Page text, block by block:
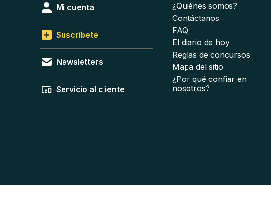
Mi cuenta
Suscríbete
Newsletters
Servicio al cliente
¿Quiénes somos?
Contáctanos
FAQ
El diario de hoy
Reglas de concursos
Mapa del sitio
¿Por qué confiar en
nosotros?